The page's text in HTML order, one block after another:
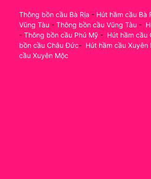
Thông bồn cầu Bà Rịa - Hút hầm cầu Bà
Vũng Tàu - Thông bồn cầu Vũng Tàu -
- Thông bồn cầu Phú Mỹ - Hút hầm cầu
bồn cầu Châu Đức- Hút hầm cầu Xuyên
cầu Xuyên Mộc